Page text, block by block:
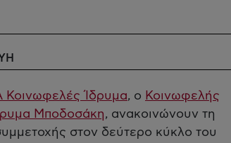
Κοινωφελές Ίδρυμα, ο Κοινωφελής
Μποδοσάκη, ανακοινώνουν τη
στον δεύτερο κύκλο του